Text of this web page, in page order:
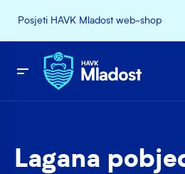
Posjeti HAVK Mladost web-shop
Lagana